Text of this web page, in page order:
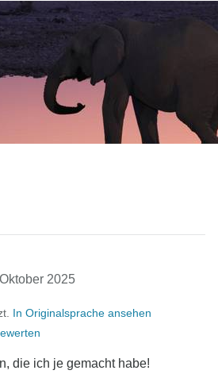
Oktober 2025
In Originalsprache ansehen
die ich je gemacht habe!